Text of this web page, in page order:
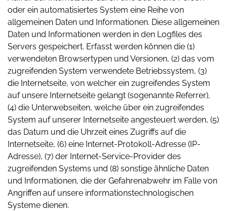
oder ein automatisiertes System eine Reihe von
allgemeinen Daten und Informationen. Diese allgemeinen
Daten und Informationen werden in den Logfiles des
Servers gespeichert. Erfasst werden können die (1)
verwendeten Browsertypen und Versionen, (2) das vom
zugreifenden System verwendete Betriebssystem, (3)
die Internetseite, von welcher ein zugreifendes System
auf unsere Internetseite gelangt (sogenannte Referrer),
(4) die Unterwebseiten, welche über ein zugreifendes
System auf unserer Internetseite angesteuert werden, (5)
das Datum und die Uhrzeit eines Zugriffs auf die
Internetseite, (6) eine Internet-Protokoll-Adresse (IP-
Adresse), (7) der Internet-Service-Provider des
zugreifenden Systems und (8) sonstige ähnliche Daten
und Informationen, die der Gefahrenabwehr im Falle von
Angriffen auf unsere informationstechnologischen
Systeme dienen.